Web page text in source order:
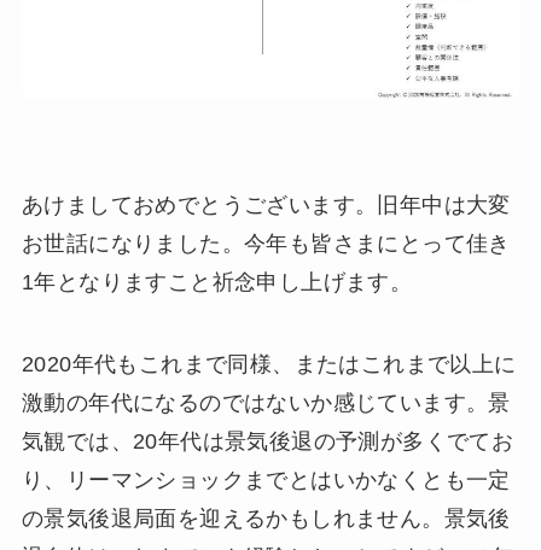
あけましておめでとうございます。旧年中は大変
お世話になりました。今年も皆さまにとって佳き
1年となりますこと祈念申し上げます。
2020年代もこれまで同様、またはこれまで以上に
激動の年代になるのではないか感じています。景
気観では、20年代は景気後退の予測が多くでてお
り、リーマンショックまでとはいかなくとも一定
の景気後退局面を迎えるかもしれません。景気後